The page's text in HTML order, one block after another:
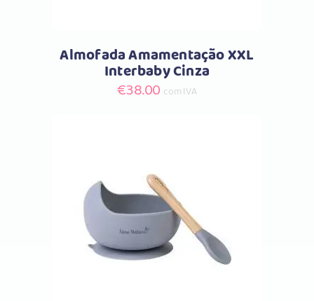
Almofada Amamentação XXL
Interbaby Cinza
€38.00 com IVA
Comprar